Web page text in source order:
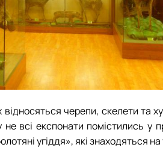
черепи, скелети та
всі експонати помістились у
угіддя», які знаходяться